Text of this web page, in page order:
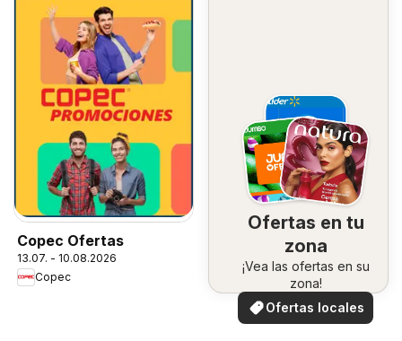
Copec Ofertas
13.07. - 10.08.2026
Copec
Ofertas en tu
zona
¡Vea las ofertas en su
zona!
Ofertas locales